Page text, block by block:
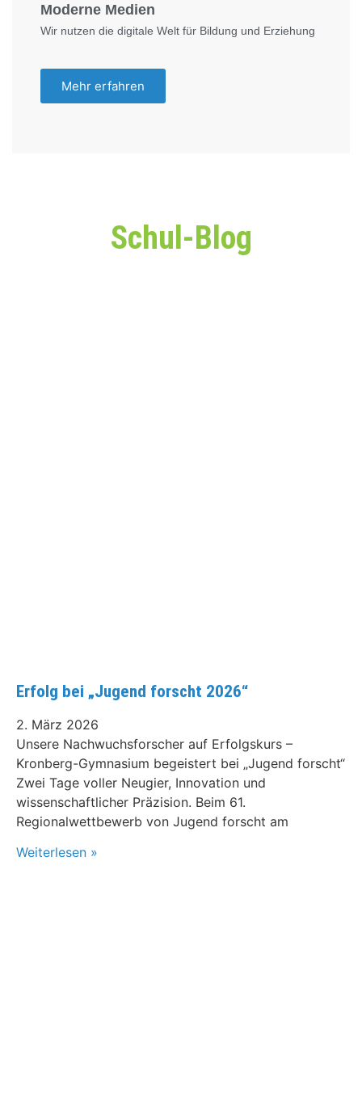
Moderne Medien
Wir nutzen die digitale Welt für Bildung und Erziehung
Mehr erfahren
Schul-Blog
Erfolg bei „Jugend forscht 2026“
2. März 2026
Unsere Nachwuchsforscher auf Erfolgskurs –
Kronberg-Gymnasium begeistert bei „Jugend forscht“
Zwei Tage voller Neugier, Innovation und
wissenschaftlicher Präzision. Beim 61.
Regionalwettbewerb von Jugend forscht am
Weiterlesen »